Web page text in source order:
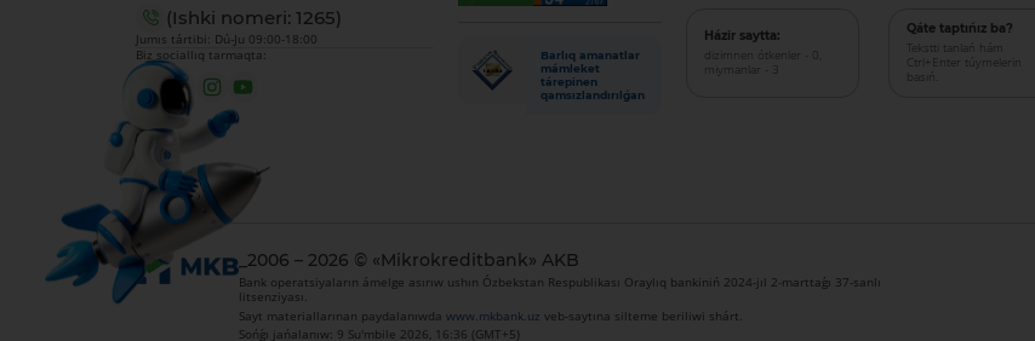
(Ishki nomeri: 1265)
Jumıs tártibi: Dú-Ju 09:00-18:00
Biz sociallıq tarmaqta:
Barlıq amanatlar
mámleket
tárepinen
qamsızlandırılǵan
Házir saytta:
dizimnen ótkenler - 0,
miymanlar - 3
Qáte taptıńız ba?
Tekstti tanlań hám
Ctrl+Enter túymelerin
basıń.
_2006 – 2026 © «Mikrokreditbank» AKB
Bank operatsiyaların ámelge asırıw ushın Ózbekstan Respublikası Oraylıq bankiniń 2024-jıl 2-marttaǵı 37-sanlı
litsenziyası.
Sayt materiallarınan paydalanıwdawww.mkbank.uz veb-saytına silteme beriliwi shárt.
Sońǵı jańalanıw: 9 Su'mbile 2026, 16:36 (GMT+5)